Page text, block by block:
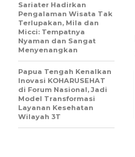
Sariater Hadirkan
Pengalaman Wisata Tak
Terlupakan, Mila dan
Micci: Tempatnya
Nyaman dan Sangat
Menyenangkan
Papua Tengah Kenalkan
Inovasi KOHARUSEHAT
di Forum Nasional, Jadi
Model Transformasi
Layanan Kesehatan
Wilayah 3T